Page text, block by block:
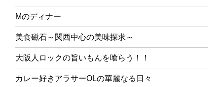
Mのディナー
美食磁石～関西中心の美味探求～
大阪人ロックの旨いもんを喰らう！！
カレー好きアラサーOLの華麗なる日々